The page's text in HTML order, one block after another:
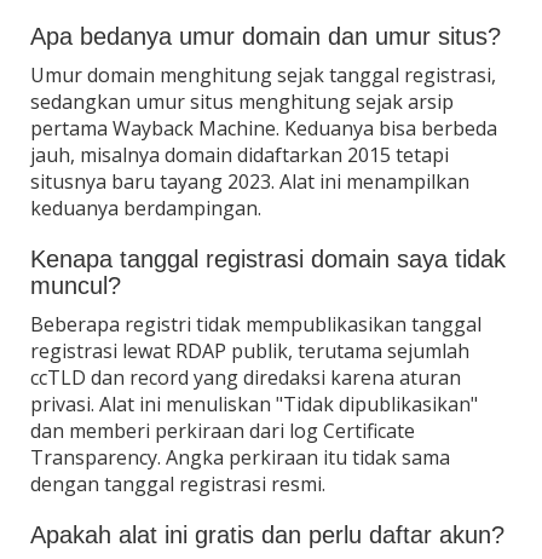
Apa bedanya umur domain dan umur situs?
Umur domain menghitung sejak tanggal registrasi,
sedangkan umur situs menghitung sejak arsip
pertama Wayback Machine. Keduanya bisa berbeda
jauh, misalnya domain didaftarkan 2015 tetapi
situsnya baru tayang 2023. Alat ini menampilkan
keduanya berdampingan.
Kenapa tanggal registrasi domain saya tidak
muncul?
Beberapa registri tidak mempublikasikan tanggal
registrasi lewat RDAP publik, terutama sejumlah
ccTLD dan record yang diredaksi karena aturan
privasi. Alat ini menuliskan "Tidak dipublikasikan"
dan memberi perkiraan dari log Certificate
Transparency. Angka perkiraan itu tidak sama
dengan tanggal registrasi resmi.
Apakah alat ini gratis dan perlu daftar akun?